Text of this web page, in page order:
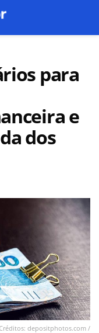
para
e
dos
depositphotos.com /